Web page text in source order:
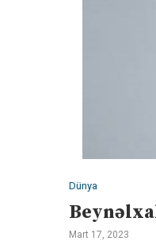
Dünya
Mart 17, 2023